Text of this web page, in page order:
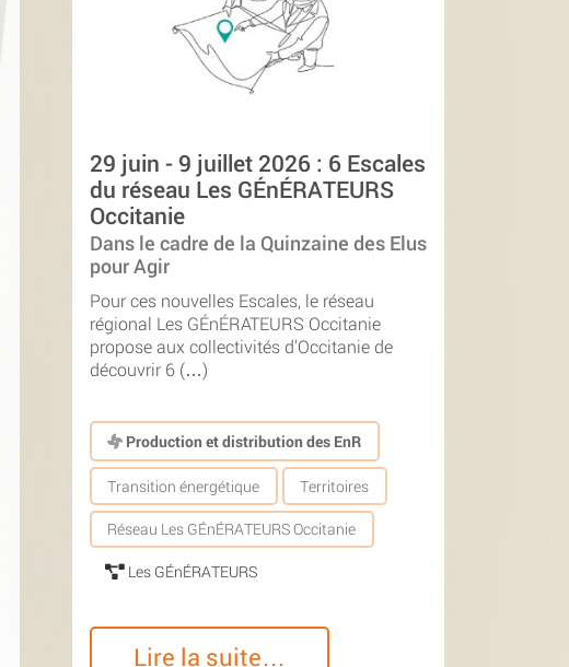
29 juin - 9 juillet 2026 : 6 Escales
du réseau Les GÉnÉRATEURS
Occitanie
Dans le cadre de la Quinzaine des Elus
pour Agir
Pour ces nouvelles Escales, le réseau
régional Les GÉnÉRATEURS Occitanie
propose aux collectivités d’Occitanie de
découvrir 6 (…)
Production et distribution des EnR
Transition énergétique Territoires
Réseau Les GÉnÉRATEURS Occitanie
Les GÉnÉRATEURS
Lire la suite…